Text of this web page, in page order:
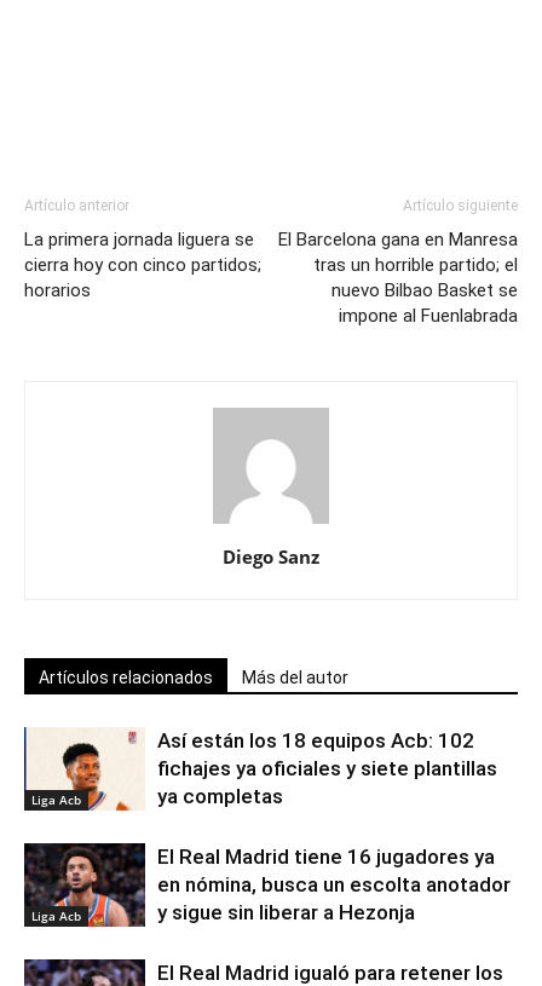
Artículo anterior
La primera jornada liguera se
cierra hoy con cinco partidos;
horarios
Artículo siguiente
El Barcelona gana en Manresa
tras un horrible partido; el
nuevo Bilbao Basket se
impone al Fuenlabrada
Diego Sanz
Artículos relacionados Más del autor
Liga Acb
Así están los 18 equipos Acb: 102
fichajes ya oficiales y siete plantillas
ya completas
Liga Acb
El Real Madrid tiene 16 jugadores ya
en nómina, busca un escolta anotador
y sigue sin liberar a Hezonja
El Real Madrid igualó para retener los